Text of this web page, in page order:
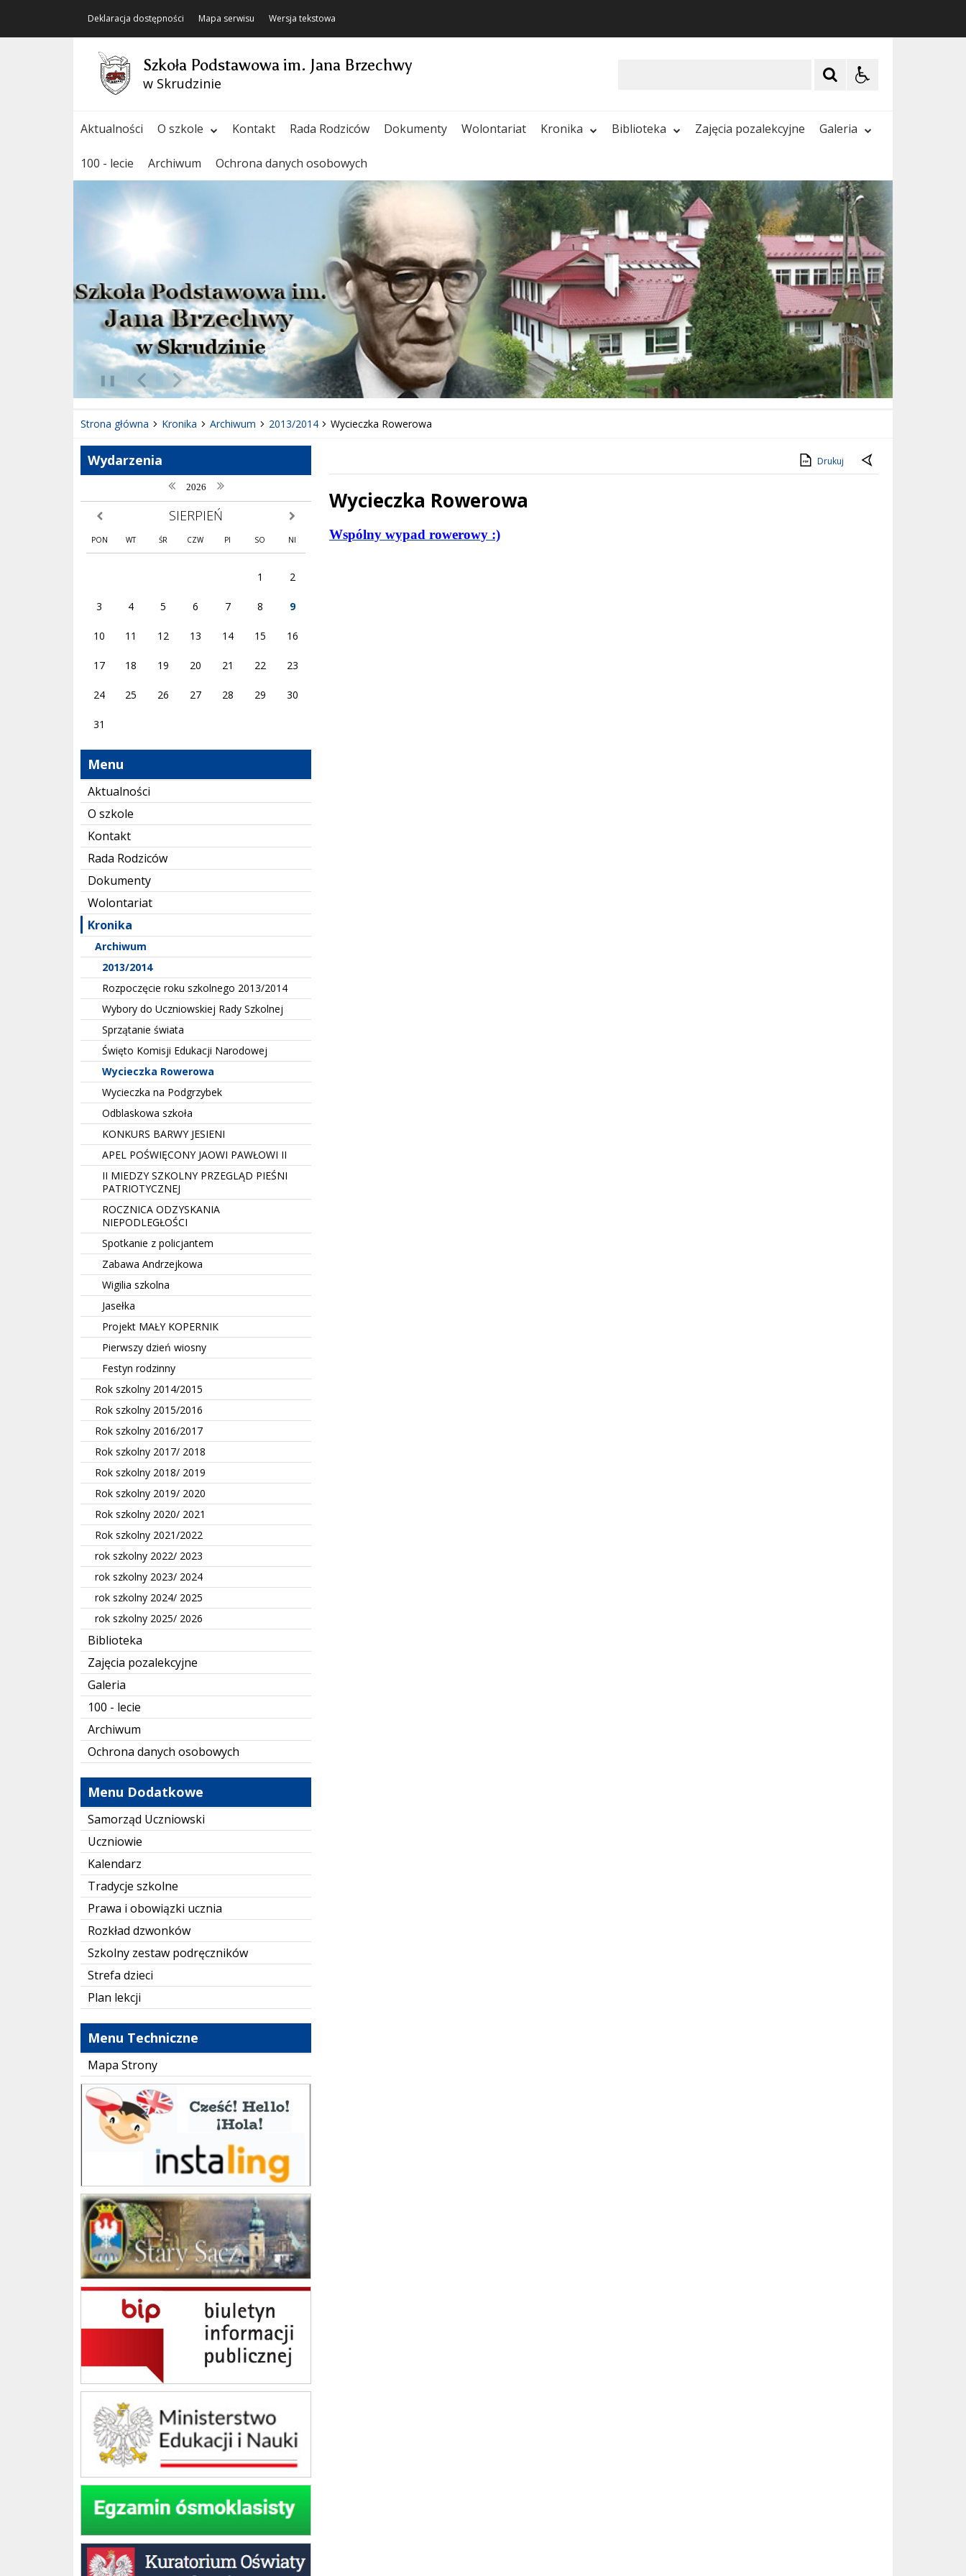
Deklaracja dostępności Mapa serwisu Wersja tekstowa
Szkoła Podstawowa im. Jana Brzechwy
w Skrudzinie
Aktualności O szkole Kontakt Rada Rodziców Dokumenty Wolontariat Kronika Biblioteka Zajęcia pozalekcyjne Galeria
100 - lecie Archiwum Ochrona danych osobowych
Poprzedni Element
Następny Element
❚❚
Strona główna Kronika Archiwum 2013/2014 Wycieczka Rowerowa
Wydarzenia
poprzedni rok
2026 następny rok
poprzedni miesiąc SIERPIEŃ następny miesiąc
PON WT ŚR CZW PI SO NI
1 2
3 4 5 6 7 8 9
10 11 12 13 14 15 16
17 18 19 20 21 22 23
24 25 26 27 28 29 30
31
Menu
Aktualności
O szkole
Kontakt
Rada Rodziców
Dokumenty
Wolontariat
Kronika
Archiwum
2013/2014
Rozpoczęcie roku szkolnego 2013/2014
Wybory do Uczniowskiej Rady Szkolnej
Sprzątanie świata
Święto Komisji Edukacji Narodowej
Wycieczka Rowerowa
Wycieczka na Podgrzybek
Odblaskowa szkoła
KONKURS BARWY JESIENI
APEL POŚWIĘCONY JAOWI PAWŁOWI II
II MIEDZY SZKOLNY PRZEGLĄD PIEŚNI
PATRIOTYCZNEJ
ROCZNICA ODZYSKANIA
NIEPODLEGŁOŚCI
Spotkanie z policjantem
Zabawa Andrzejkowa
Wigilia szkolna
Jasełka
Projekt MAŁY KOPERNIK
Pierwszy dzień wiosny
Festyn rodzinny
Rok szkolny 2014/2015
Rok szkolny 2015/2016
Rok szkolny 2016/2017
Rok szkolny 2017/ 2018
Rok szkolny 2018/ 2019
Rok szkolny 2019/ 2020
Rok szkolny 2020/ 2021
Rok szkolny 2021/2022
rok szkolny 2022/ 2023
rok szkolny 2023/ 2024
rok szkolny 2024/ 2025
rok szkolny 2025/ 2026
Biblioteka
Zajęcia pozalekcyjne
Galeria
100 - lecie
Archiwum
Ochrona danych osobowych
Menu Dodatkowe
Samorząd Uczniowski
Uczniowie
Kalendarz
Tradycje szkolne
Prawa i obowiązki ucznia
Rozkład dzwonków
Szkolny zestaw podręczników
Strefa dzieci
Plan lekcji
Menu Techniczne
Mapa Strony
instaling
Gmina Stary Sącz
BIP Szkoła Podstawowa im. Jana Brzechwy w Skrudzinie
Ministerstwo Edukacji Narodowej
Egzamin ósmoklasisty
Kuratorium Oświaty w Krakowie
Drukuj
Wycieczka Rowerowa
Treść
Wspólny wypad rowerowy :)